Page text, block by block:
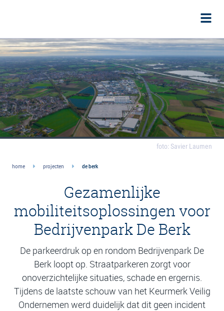
foto: Savier Laumen
home projecten de berk
Gezamenlijke
mobiliteitsoplossingen voor
Bedrijvenpark De Berk
De parkeerdruk op en rondom Bedrijvenpark De
Berk loopt op. Straatparkeren zorgt voor
onoverzichtelijke situaties, schade en ergernis.
Tijdens de laatste schouw van het Keurmerk Veilig
Ondernemen werd duidelijk dat dit geen incident